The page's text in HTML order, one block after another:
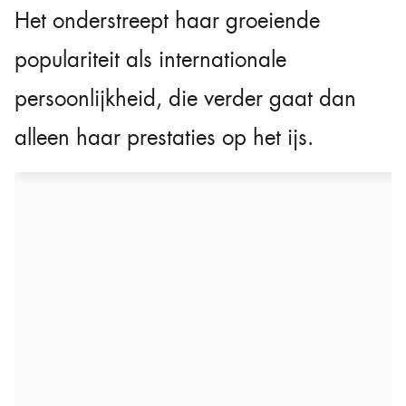
Het onderstreept haar groeiende
populariteit als internationale
persoonlijkheid, die verder gaat dan
alleen haar prestaties op het ijs.